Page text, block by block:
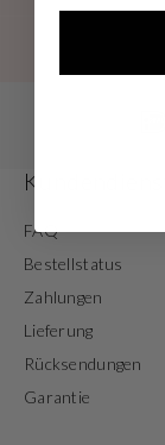
Kundendienst
FAQ
Bestellstatus
Zahlungen
Lieferung
Rücksendungen
Garantie